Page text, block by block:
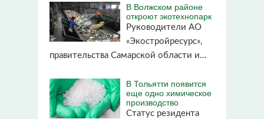
В Волжском районе
откроют экотехнопарк
Руководители АО
«Экостройресурс»,
правительства Самарской области и…
В Тольятти появится
еще одно химическое
производство
Статус резидента